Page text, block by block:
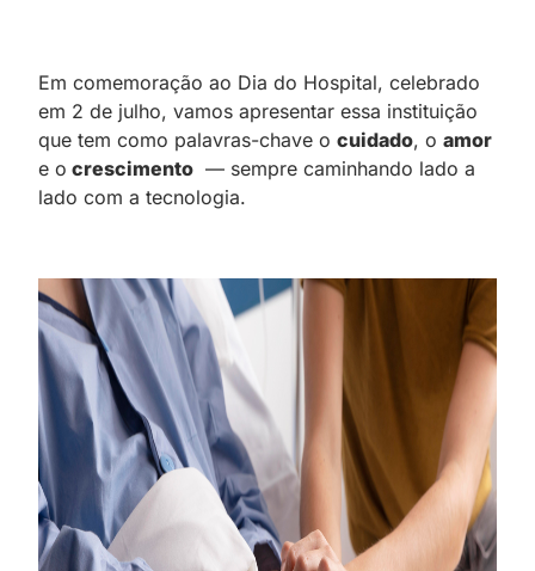
Em comemoração ao Dia do Hospital, celebrado
em 2 de julho, vamos apresentar essa instituição
que tem como palavras-chave o cuidado, o amor
e o crescimento — sempre caminhando lado a
lado com a tecnologia.